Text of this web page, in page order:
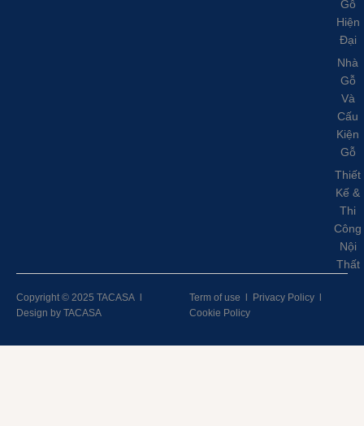
Gỗ
Hiện
Đại
Nhà
Gỗ
Và
Cấu
Kiện
Gỗ
Thiết
Kế &
Thi
Công
Nội
Thất
Copyright © 2025 TACASA
Design by TACASA
Term of use Privacy Policy
Cookie Policy